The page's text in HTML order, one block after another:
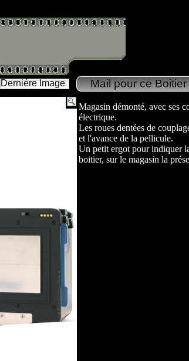
Derniére Image
Magasin démonté, avec ses
électrique.
Les roues dentées de
et l'avance de la pellicule.
Un petit ergot pour indiquer
boitier, sur le magasin la